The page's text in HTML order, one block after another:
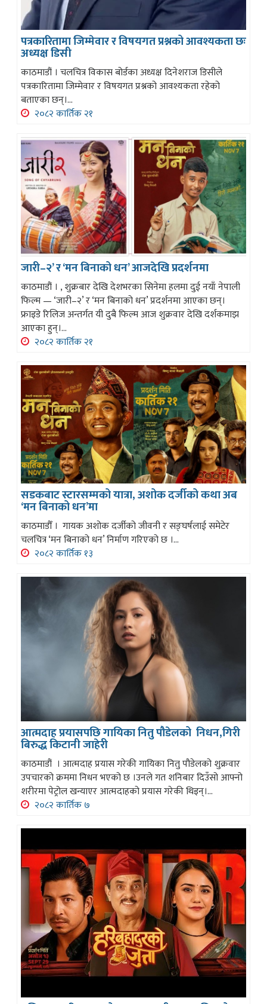
पत्रकारितामा जिम्मेवार र विषयगत प्रश्नको आवश्यकता छः
अध्यक्ष डिसी
काठमाडौं । चलचित्र विकास बोर्डका अध्यक्ष दिनेशराज डिसीले
पत्रकारितामा जिम्मेवार र विषयगत प्रश्नको आवश्यकता रहेको
बताएका छन्।...
२०८२ कार्तिक २१
जारी–२’ र ‘मन बिनाको धन’ आजदेखि प्रदर्शनमा
काठमाडौं । , शुक्रबार देखि देशभरका सिनेमा हलमा दुई नयाँ नेपाली
फिल्म — ‘जारी–२’ र ‘मन बिनाको धन’ प्रदर्शनमा आएका छन्।
फ्राइडे रिलिज अन्तर्गत यी दुबै फिल्म आज शुक्रवार देखि दर्शकमाझ
आएका हुन्।...
२०८२ कार्तिक २१
सडकबाट स्टारसम्मको यात्रा, अशोक दर्जीको कथा अब
‘मन बिनाको धन’मा
काठमाडौँ । गायक अशोक दर्जीको जीवनी र सङ्घर्षलाई समेटेर
चलचित्र ‘मन बिनाको धन’ निर्माण गरिएको छ ।...
२०८२ कार्तिक १३
आत्मदाह प्रयासपछि गायिका नितु पौडेलको निधन,गिरी
बिरुद्ध किटानी जाहेरी
काठमाडौं । आत्मदाह प्रयास गरेकी गायिका नितु पौडेलको शुक्रवार
उपचारको क्रममा निधन भएको छ ।उनले गत शनिबार दिउँसो आफ्नो
शरीरमा पेट्रोल खन्याएर आत्मदाहको प्रयास गरेकी थिइन्।...
२०८२ कार्तिक ७